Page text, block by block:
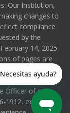
Our Institution,
changes to
compliance
by the
14, 2025.
of pages are
the process
Ms. Lilia M.
Officer of our
1912, extension